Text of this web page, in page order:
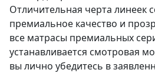
Отличительная черта линеек
премиальное качество и
все матрасы премиальных
устанавливается смотровая
вы лично убедитесь в